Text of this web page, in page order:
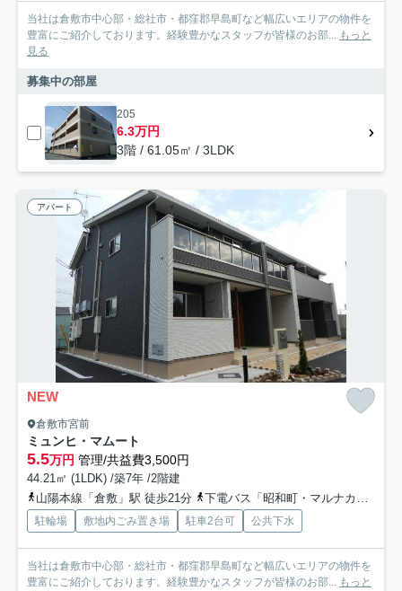
当社は倉敷市中心部・総社市・都窪郡早島町など幅広いエリアの物件を
豊富にご紹介しております。経験豊かなスタッフが皆様のお部... もっと
見る
募集中の部屋
205
6.3万円
3階 / 61.05㎡ / 3LDK
アパート
NEW
倉敷市宮前
ミュンヒ・マムート
5.5万円 管理/共益費3,500円
44.21㎡ (1LDK) /築7年 /2階建
山陽本線「倉敷」駅 徒歩21分
下電バス「昭和町・マルナカ倉敷駅前店」バス停下車 徒歩23分
駐輪場 敷地内ごみ置き場 駐車2台可 公共下水
当社は倉敷市中心部・総社市・都窪郡早島町など幅広いエリアの物件を
豊富にご紹介しております。経験豊かなスタッフが皆様のお部... もっと